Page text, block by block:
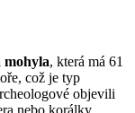
mohyla, která má 61
což je typ
objevili